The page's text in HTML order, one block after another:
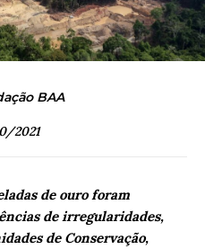
BAA
2021
de ouro foram
de irregularidades,
de Conservação,